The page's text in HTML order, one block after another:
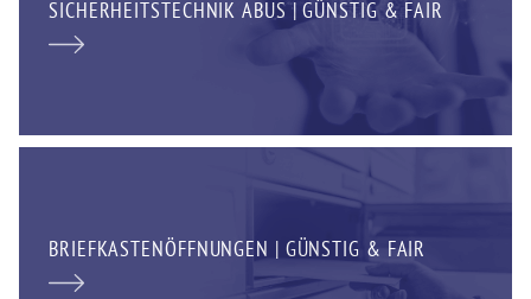
SICHERHEITSTECHNIK ABUS | GÜNSTIG & FAIR
BRIEFKASTENÖFFNUNGEN | GÜNSTIG & FAIR